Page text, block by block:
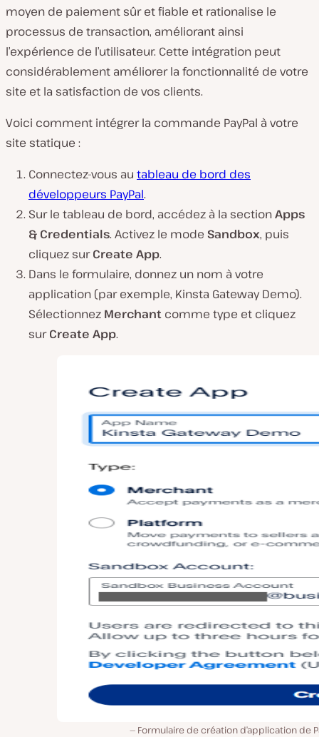
moyen de paiement sûr et fiable et rationalise le
processus de transaction, améliorant ainsi
l’expérience de l’utilisateur. Cette intégration peut
considérablement améliorer la fonctionnalité de votre
site et la satisfaction de vos clients.
Voici comment intégrer la commande PayPal à votre
site statique :
Connectez-vous au tableau de bord des
développeurs PayPal.
Sur le tableau de bord, accédez à la sectionApps
& Credentials. Activez le mode Sandbox, puis
cliquez surCreate App.
Dans le formulaire, donnez un nom à votre
application (par exemple, Kinsta Gateway Demo).
Sélectionnez Merchant comme type et cliquez
surCreate App.
Formulaire de création d’application de